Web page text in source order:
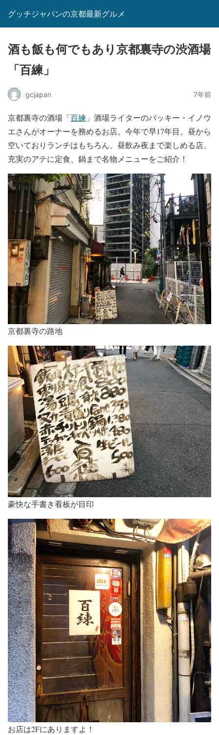
グッチジャパンの京都最新グルメ
酒も飯も何でもあり京都裏寺の渋酒場
「百練」
gcjapan 7年前
京都裏寺の酒場「百練 」酒場ライターのバッキー・イノウ
エさんがオーナーを務めるお店。今年で早17年目。昼から
空いておりランチはもちろん、昼飲み夜まで楽しめる店。
充実のアテに定食、鍋まで名物メニューをご紹介！
京都裏寺の路地
豪快な手書き看板が目印
お店は2Fにありますよ！